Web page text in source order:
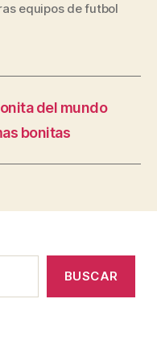
equipos de futbol
del mundo
bonitas
BUSCAR